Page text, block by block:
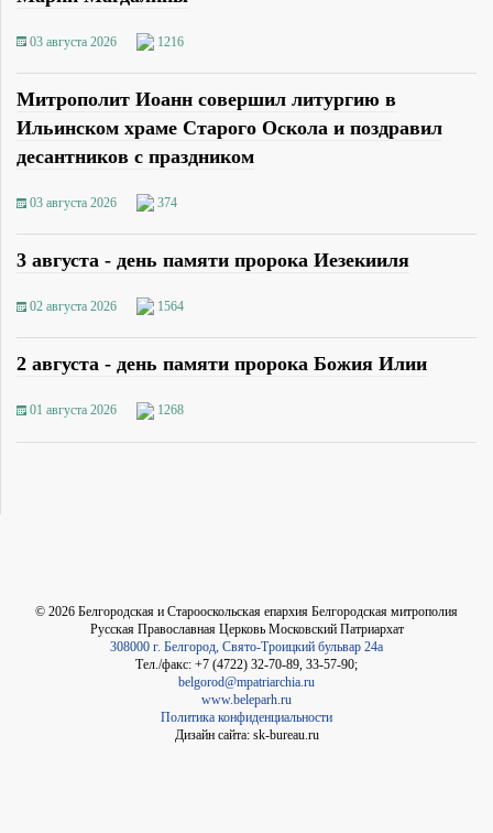
03 августа 2026 1216
Митрополит Иоанн совершил литургию в
Ильинском храме Старого Оскола и поздравил
десантников с праздником
03 августа 2026 374
3 августа - день памяти пророка Иезекииля
02 августа 2026 1564
2 августа - день памяти пророка Божия Илии
01 августа 2026 1268
© 2026 Белгородская и Старооскольская епархия Белгородская митрополия
Русская Православная Церковь Московский Патриархат
308000 г. Белгород, Свято-Троицкий бульвар 24а
Тел./факс: +7 (4722) 32-70-89, 33-57-90;
belgorod@mpatriarchia.ru
www.beleparh.ru
Политика конфиденциальности
Дизайн сайта: sk-bureau.ru